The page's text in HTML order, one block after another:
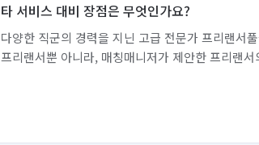
타 서비스 대비 장점은 무엇인가요?
다양한 직군의 경력을 지닌 고급 전문가 프리랜서
프리랜서뿐 아니라, 매칭매니저가 제안한 프리랜